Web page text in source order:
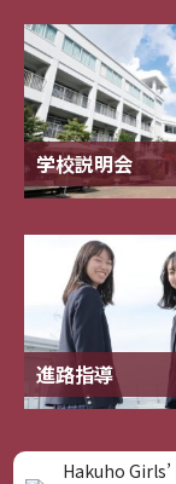
学校説明会
進路指導
Hakuho